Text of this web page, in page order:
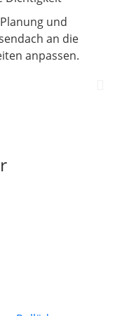
und
an die
anpassen.